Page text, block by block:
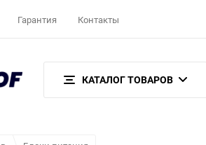
Гарантия Контакты
КАТАЛОГ ТОВАРОВ